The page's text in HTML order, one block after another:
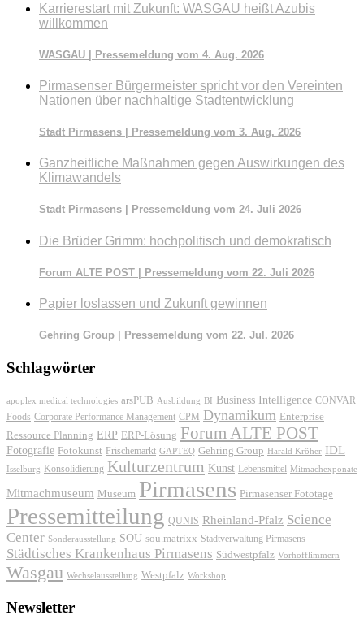
Karrierestart mit Zukunft: WASGAU heißt Azubis
willkommen
WASGAU | Pressemeldung vom 4. Aug. 2026
Pirmasenser Bürgermeister spricht vor den Vereinten
Nationen über nachhaltige Stadtentwicklung
Stadt Pirmasens | Pressemeldung vom 3. Aug. 2026
Ganzheitliche Maßnahmen gegen Auswirkungen des
Klimawandels
Stadt Pirmasens | Pressemeldung vom 24. Juli 2026
Die Brüder Grimm: hochpolitisch und demokratisch
Forum ALTE POST | Pressemeldung vom 22. Juli 2026
Papier loslassen und Zukunft gewinnen
Gehring Group | Pressemeldung vom 22. Jul. 2026
Schlagwörter
apoplex medical technologies arsPUB Ausbildung BI Business Intelligence CONVAR
Foods Corporate Performance Management CPM Dynamikum Enterprise
Ressource Planning ERP ERP-Lösung Forum ALTE POST
Fotografie Fotokunst Frischemarkt GAPTEQ Gehring Group Harald Kröher IDL
Isselburg Konsolidierung Kulturzentrum Kunst Lebensmittel Mitmachexponate
Mitmachmuseum Museum Pirmasens Pirmasenser Fototage
Pressemitteilung QUNIS Rheinland-Pfalz Science
Center Sonderausstellung SOU sou.matrixx Stadtverwaltung Pirmasens
Städtisches Krankenhaus Pirmasens Südwestpfalz Vorhofflimmern
Wasgau Wechselausstellung Westpfalz Workshop
Newsletter